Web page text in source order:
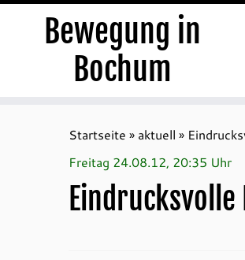
Bewegung in
Bochum
Startseite » aktuell »
Freitag 24.08.12, 20:35 Uhr